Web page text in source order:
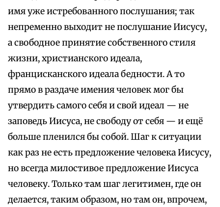
имя уже истребованного послушания; так
непременно выходит не послушание Иисусу,
а свободное принятие собственного стиля
жизни, христианского идеала,
францисканского идеала бедности. А то
прямо в раздаче имения человек мог бы
утвердить самого себя и свой идеал — не
заповедь Иисуса, не свободу от себя — и ещё
больше пленился бы собой. Шаг к ситуации
как раз не есть предложение человека Иисусу,
но всегда милостивое предложение Иисуса
человеку. Только там шаг легитимен, где он
делается, таким образом, но там он, впрочем,